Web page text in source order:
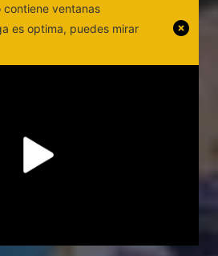
contiene ventanas
es optima, puedes mirar